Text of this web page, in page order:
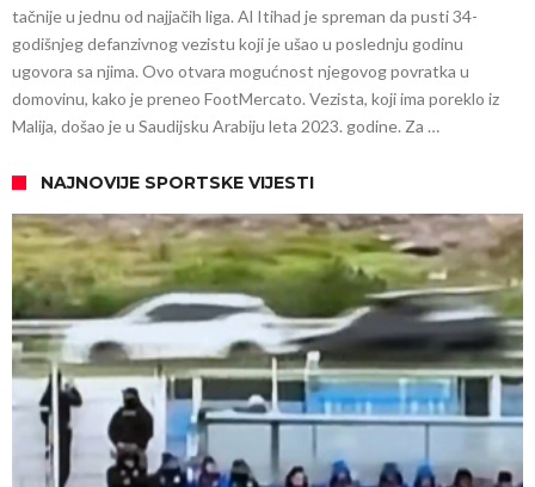
tačnije u jednu od najjačih liga. Al Itihad je spreman da pusti 34-
godišnjeg defanzivnog vezistu koji je ušao u poslednju godinu
ugovora sa njima. Ovo otvara mogućnost njegovog povratka u
domovinu, kako je preneo FootMercato. Vezista, koji ima poreklo iz
Malija, došao je u Saudijsku Arabiju leta 2023. godine. Za …
NAJNOVIJE SPORTSKE VIJESTI